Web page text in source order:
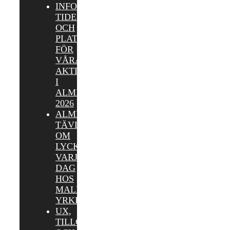
INFORMATION,
TIDER
OCH
PLATSER
FÖR
VÅRA
AKTIVITETER
I
ALMEDALEN
2026
ALMEDALEN:
TÄVLA
OM
LYCKOKAKOR
VARJE
DAG
HOS
MALMÖ
YRKESHÖGSKOLA
UX,
TILLGÄNGLIGHET